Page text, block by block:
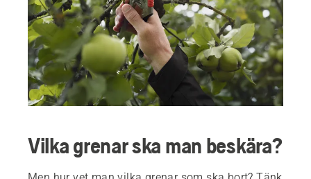
Vilka grenar ska man beskära?